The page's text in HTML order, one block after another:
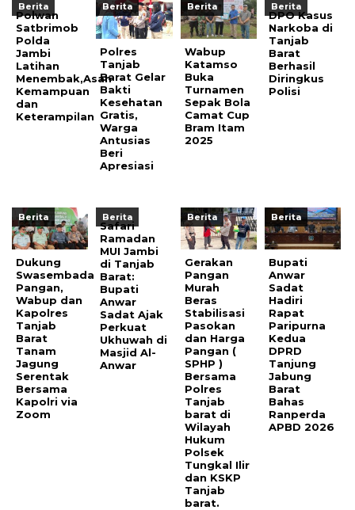
Berita
Polwan
Satbrimob
Polda
Jambi
Latihan
Menembak,Asah
Kemampuan
dan
Keterampilan
Berita
Polres
Tanjab
Barat Gelar
Bakti
Kesehatan
Gratis,
Warga
Antusias
Beri
Apresiasi
Berita
Wabup
Katamso
Buka
Turnamen
Sepak Bola
Camat Cup
Bram Itam
2025
Berita
DPO Kasus
Narkoba di
Tanjab
Barat
Berhasil
Diringkus
Polisi
Berita
Dukung
Swasembada
Pangan,
Wabup dan
Kapolres
Tanjab
Barat
Tanam
Jagung
Serentak
Bersama
Kapolri via
Zoom
Berita
Safari
Ramadan
MUI Jambi
di Tanjab
Barat:
Bupati
Anwar
Sadat Ajak
Perkuat
Ukhuwah di
Masjid Al-
Anwar
Berita
Gerakan
Pangan
Murah
Beras
Stabilisasi
Pasokan
dan Harga
Pangan (
SPHP )
Bersama
Polres
Tanjab
barat di
Wilayah
Hukum
Polsek
Tungkal Ilir
dan KSKP
Tanjab
barat.
Berita
Bupati
Anwar
Sadat
Hadiri
Rapat
Paripurna
Kedua
DPRD
Tanjung
Jabung
Barat
Bahas
Ranperda
APBD 2026